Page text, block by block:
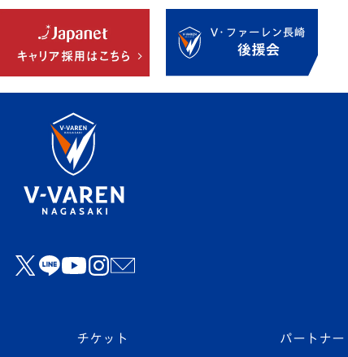
チケット パートナー